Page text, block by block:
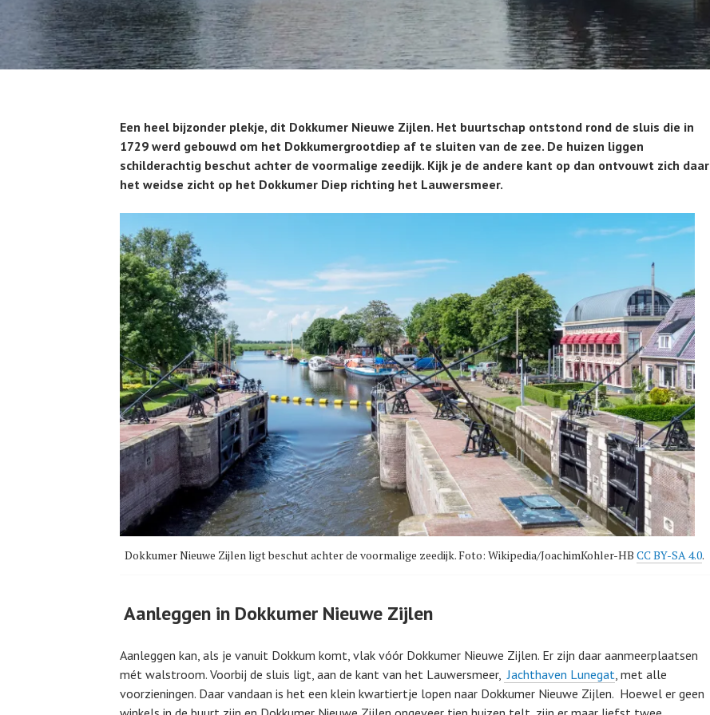
Een heel bijzonder plekje, dit Dokkumer Nieuwe Zijlen. Het buurtschap ontstond rond de sluis die in
1729 werd gebouwd om het Dokkumergrootdiep af te sluiten van de zee. De huizen liggen
schilderachtig beschut achter de voormalige zeedijk. Kijk je de andere kant op dan ontvouwt zich daar
het weidse zicht op het Dokkumer Diep richting het Lauwersmeer.
Dokkumer Nieuwe Zijlen ligt beschut achter de voormalige zeedijk. Foto: Wikipedia/JoachimKohler-HB CC BY-SA 4.0.
Aanleggen in Dokkumer Nieuwe Zijlen
Aanleggen kan, als je vanuit Dokkum komt, vlak vóór Dokkumer Nieuwe Zijlen. Er zijn daar aanmeerplaatsen
mét walstroom. Voorbij de sluis ligt, aan de kant van het Lauwersmeer, Jachthaven Lunegat , met alle
voorzieningen. Daar vandaan is het een klein kwartiertje lopen naar Dokkumer Nieuwe Zijlen. Hoewel er geen